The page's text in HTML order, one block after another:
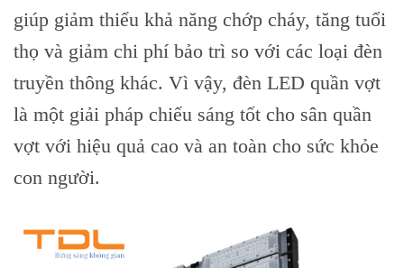
giúp giảm thiểu khả năng chớp cháy, tăng tuổi
thọ và giảm chi phí bảo trì so với các loại đèn
truyền thông khác. Vì vậy, đèn LED quần vợt
là một giải pháp chiếu sáng tốt cho sân quần
vợt với hiệu quả cao và an toàn cho sức khỏe
con người.